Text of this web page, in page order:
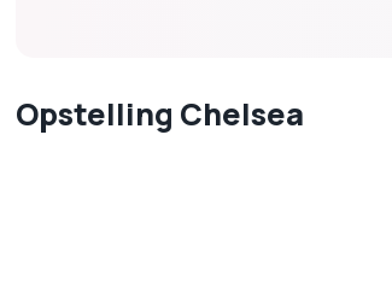
Opstelling Chelsea